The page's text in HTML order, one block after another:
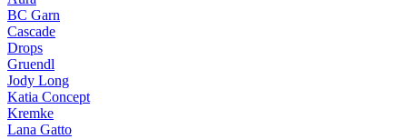
BC Garn
Cascade
Drops
Gruendl
Jody Long
Katia Concept
Kremke
Lana Gatto